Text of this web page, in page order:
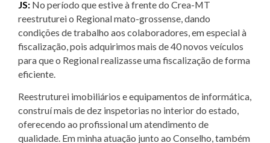
JS: No período que estive à frente do Crea-MT
reestruturei o Regional mato-grossense, dando
condições de trabalho aos colaboradores, em especial à
fiscalização, pois adquirimos mais de 40 novos veículos
para que o Regional realizasse uma fiscalização de forma
eficiente.
Reestruturei imobiliários e equipamentos de informática,
construí mais de dez inspetorias no interior do estado,
oferecendo ao profissional um atendimento de
qualidade. Em minha atuação junto ao Conselho, também